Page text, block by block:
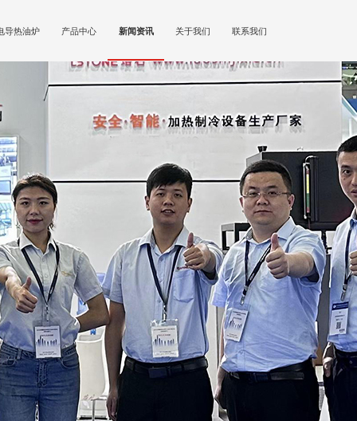
导热油炉 产品中心 新闻资讯 关于我们 联系我们